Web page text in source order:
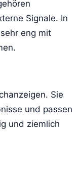
Signale. In
eng mit
Sie
und passen
und ziemlich